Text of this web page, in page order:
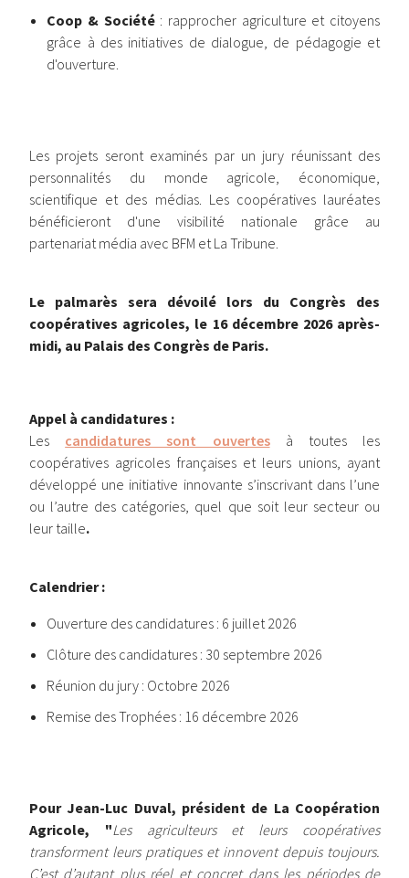
Coop & Société: rapprocher agriculture et citoyens
grâce à des initiatives de dialogue, de pédagogie et
d'ouverture.
Les projets seront examinés par un jury réunissant des
personnalités du monde agricole, économique,
scientifique et des médias. Les coopératives lauréates
bénéficieront d'une visibilité nationale grâce au
partenariat média avec BFM et La Tribune.
Le palmarès sera dévoilé lors du Congrès des
coopératives agricoles, le 16 décembre 2026 après-
midi, au Palais des Congrès de Paris.
Appel à candidatures :
Les candidatures sont ouvertesà toutes les
coopératives agricoles françaises et leurs unions, ayant
développé une initiative innovante s’inscrivant dans l’une
ou l’autre des catégories, quel que soit leur secteur ou
leur taille.
Calendrier :
Ouverture des candidatures : 6 juillet 2026
Clôture des candidatures : 30 septembre 2026
Réunion du jury : Octobre 2026
Remise des Trophées : 16 décembre 2026
Pour Jean-Luc Duval, président de La Coopération
Agricole, "Les agriculteurs et leurs coopératives
transforment leurs pratiques et innovent depuis toujours.
C’est d’autant plus réel et concret dans les périodes de